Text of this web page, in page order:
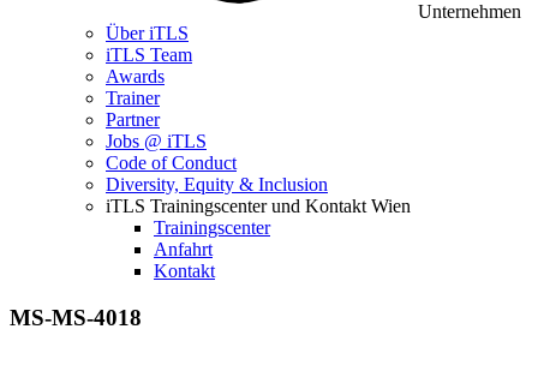
Unternehmen
Über iTLS
iTLS Team
Awards
Trainer
Partner
Jobs @ iTLS
Code of Conduct
Diversity, Equity & Inclusion
iTLS Trainingscenter und Kontakt Wien
Trainingscenter
Anfahrt
Kontakt
MS-MS-4018